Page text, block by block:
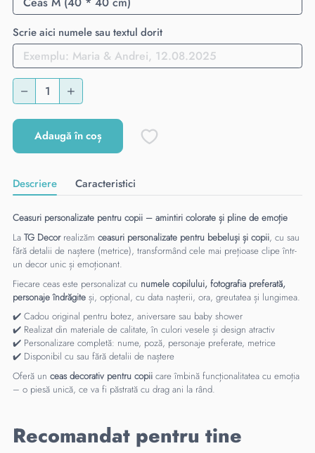
Scrie aici numele sau textul dorit
Adaugă în coș
Descriere Caracteristici
Ceasuri personalizate pentru copii – amintiri colorate și pline de emoție
La TG Decorrealizăm ceasuri personalizate pentru bebeluși și copii, cu sau
fără detalii de naștere (metrice), transformând cele mai prețioase clipe într-
un decor unic și emoționant.
Fiecare ceas este personalizat cu numele copilului, fotografia preferată,
personaje îndrăgiteși, opțional, cu data nașterii, ora, greutatea și lungimea.
✔️ Cadou original pentru botez, aniversare sau baby shower
✔️ Realizat din materiale de calitate, în culori vesele și design atractiv
✔️ Personalizare completă: nume, poză, personaje preferate, metrice
✔️ Disponibil cu sau fără detalii de naștere
Oferă un ceas decorativ pentru copiicare îmbină funcționalitatea cu emoția
– o piesă unică, ce va fi păstrată cu drag ani la rând.
Recomandat pentru tine